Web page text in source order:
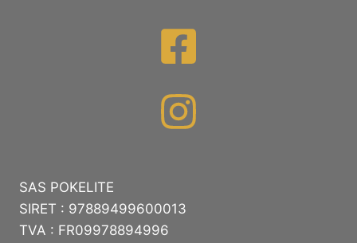
SAS POKELITE
SIRET : 97889499600013
TVA : FR09978894996